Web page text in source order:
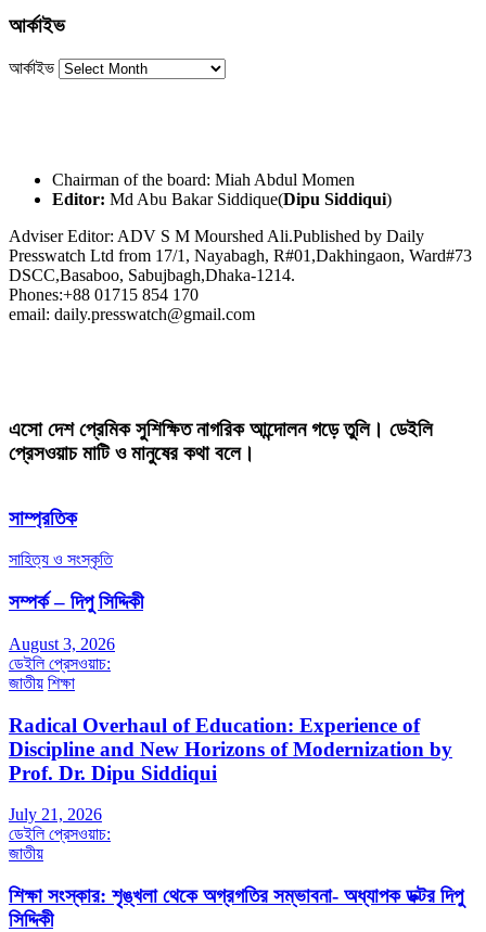
আর্কাইভ
আর্কাইভ
Chairman of the board: Miah Abdul Momen
Editor: Md Abu Bakar Siddique(Dipu Siddiqui)
Adviser Editor: ADV S M Mourshed Ali.Published by Daily
Presswatch Ltd from 17/1, Nayabagh, R#01,Dakhingaon, Ward#73
DSCC,Basaboo, Sabujbagh,Dhaka-1214.
Phones:+88 01715 854 170
email: daily.presswatch@gmail.com
এসো দেশ প্রেমিক সুশিক্ষিত নাগরিক আন্দোলন গড়ে তুলি। ডেইলি
প্রেসওয়াচ মাটি ও মানুষের কথা বলে।
সাম্প্রতিক
সাহিত্য ও সংস্কৃতি
সম্পর্ক – দিপু সিদ্দিকী
August 3, 2026
ডেইলি প্রেসওয়াচ:
জাতীয় শিক্ষা
Radical Overhaul of Education: Experience of
Discipline and New Horizons of Modernization by
Prof. Dr. Dipu Siddiqui
July 21, 2026
ডেইলি প্রেসওয়াচ:
জাতীয়
শিক্ষা সংস্কার: শৃঙ্খলা থেকে অগ্রগতির সম্ভাবনা- অধ্যাপক ডক্টর দিপু
সিদ্দিকী